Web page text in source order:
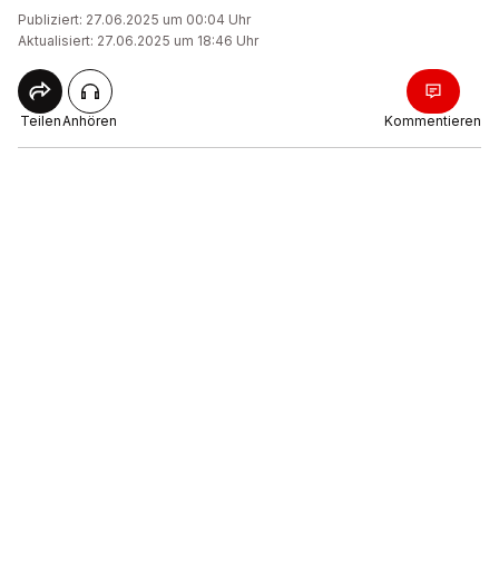
Publiziert: 27.06.2025 um 00:04 Uhr
Aktualisiert: 27.06.2025 um 18:46 Uhr
TeilenAnhören Kommentieren